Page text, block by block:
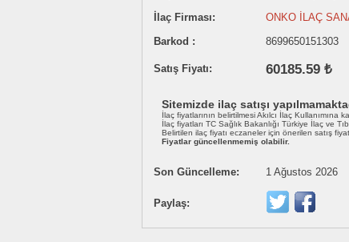
İlaç Firması:
ONKO İLAÇ
Barkod :
8699650151303
Satış Fiyatı: 60185.59 ₺
Sitemizde ilaç satışı
İlaç fiyatlarının belirtilmesi Akılcı İlaç Kullanımına
İlaç fiyatları TC Sağlık Bakanlığı Türkiye İlaç ve
Belirtilen ilaç fiyatı eczaneler için önerilen satış
Fiyatlar güncellenmemiş olabilir.
Son Güncelleme: 1 Ağustos 2026
Paylaş: